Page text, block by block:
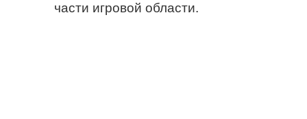
части игровой области.